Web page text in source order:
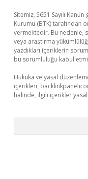
Sitemiz, 5651 Sayılı
Kurumu (BTK) tarafından
vermektedir. Bu nedenle,
veya araştırma
yazdıkları içeriklerin
bu sorumluluğu kabul
Hukuka ve yasal
içerikleri,
halinde, ilgili içerikler